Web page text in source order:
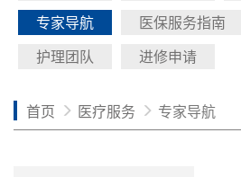
专家导航
医保服务指南
护理团队
进修申请
首页 医疗服务 专家导航